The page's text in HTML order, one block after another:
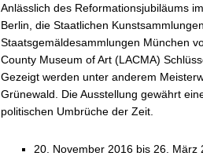
Anlässlich des Reformationsjubiläums
Berlin, die Staatlichen
Staatsgemäldesammlungen München
County Museum of Art (LACMA)
Gezeigt werden unter anderem
Grünewald. Die Ausstellung gewährt
politischen Umbrüche der Zeit.
20. November 2016 bis 26. März